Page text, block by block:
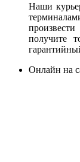
Наши
получите
Онлайн на